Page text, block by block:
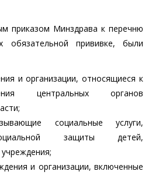
приказом Минздрава к перечню
обязательной прививке, были
и организации, относящиеся к
центральных органов
социальные услуги,
защиты детей,
и организации, включенные